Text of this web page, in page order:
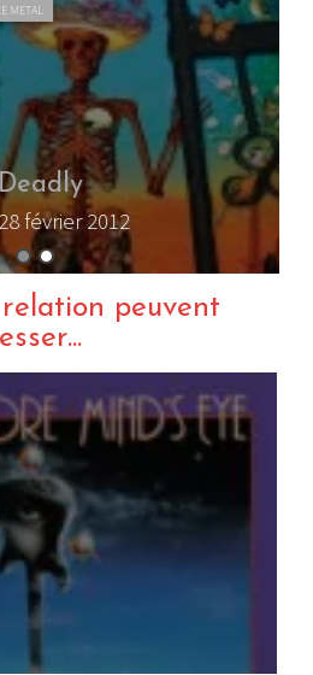
2012
peuvent